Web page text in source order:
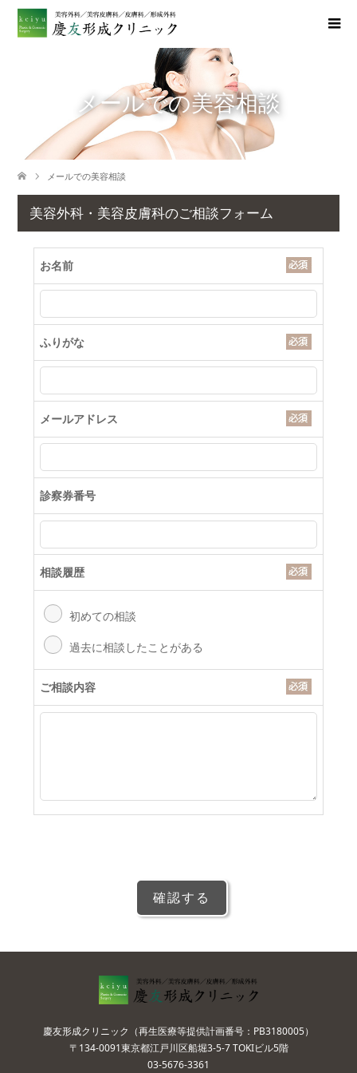
メールでの美容相談
メールでの美容相談
美容外科・美容皮膚科のご相談フォーム
お名前
ふりがな
メールアドレス
診察券番号
相談履歴
初めての相談
過去に相談したことがある
ご相談内容
慶友形成クリニック（再生医療等提供計画番号：PB3180005）
〒134-0091東京都江戸川区船堀3-5-7 TOKIビル5階
03-5676-3361